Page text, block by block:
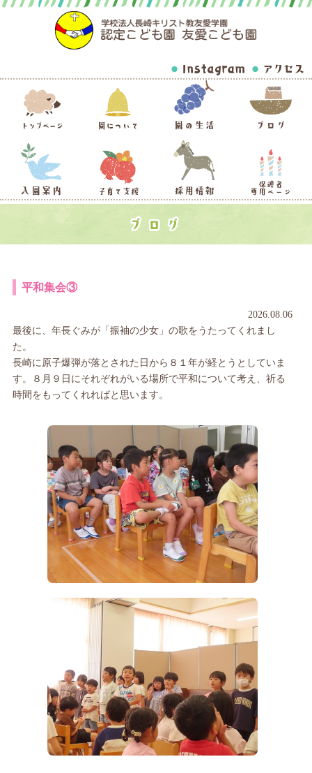
平和集会③
2026.08.06
最後に、年長ぐみが「振袖の少女」の歌をうたってくれまし
た。
長崎に原子爆弾が落とされた日から８１年が経とうとしていま
す。８月９日にそれぞれがいる場所で平和について考え、祈る
時間をもってくれればと思います。